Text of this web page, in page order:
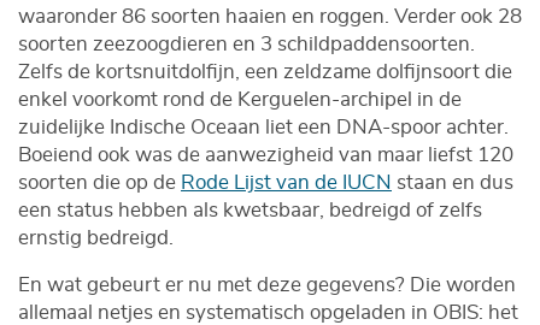
waaronder 86 soorten haaien en roggen. Verder ook 28
soorten zeezoogdieren en 3 schildpaddensoorten.
Zelfs de kortsnuitdolfijn, een zeldzame dolfijnsoort die
enkel voorkomt rond de Kerguelen-archipel in de
zuidelijke Indische Oceaan liet een DNA-spoor achter.
Boeiend ook was de aanwezigheid van maar liefst 120
soorten die op de Rode Lijst van de IUCN staan en dus
een status hebben als kwetsbaar, bedreigd of zelfs
ernstig bedreigd.
En wat gebeurt er nu met deze gegevens? Die worden
allemaal netjes en systematisch opgeladen in OBIS: het